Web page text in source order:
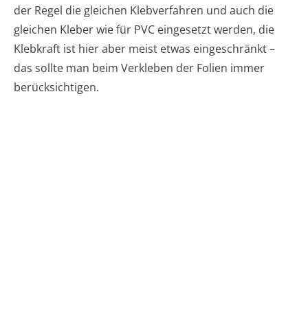
der Regel die gleichen Klebverfahren und auch die
gleichen Kleber wie für PVC eingesetzt werden, die
Klebkraft ist hier aber meist etwas eingeschränkt –
das sollte man beim Verkleben der Folien immer
berücksichtigen.